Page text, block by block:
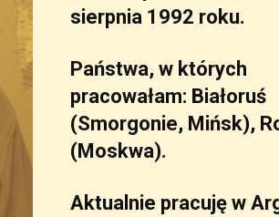
sierpnia 1992 roku.
Państwa, w których
pracowałam: Białoruś
(Smorgonie, Mińsk),
(Moskwa).
Aktualnie pracuję w